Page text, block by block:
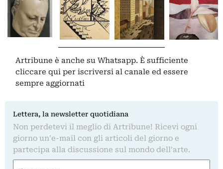
Artribune è anche su Whatsapp. È sufficiente
cliccare qui per iscriversi al canale ed essere
sempre aggiornati
Lettera, la newsletter quotidiana
Non perdetevi il meglio di Artribune! Ricevi ogni
giorno un'e-mail con gli articoli del giorno e
partecipa alla discussione sul mondo dell'arte.